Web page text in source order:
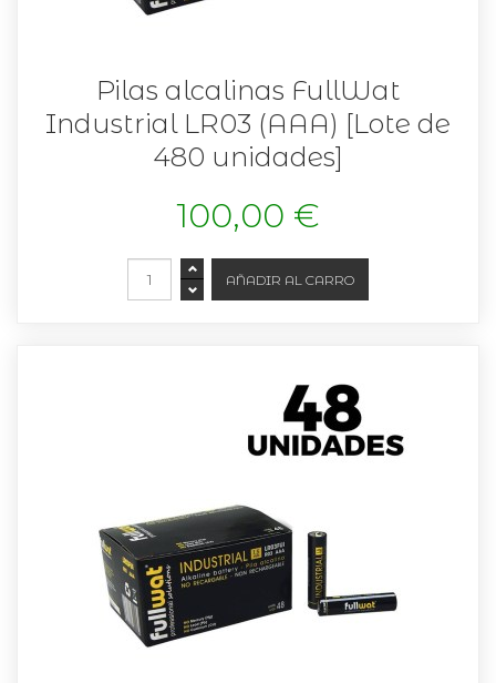
Pilas alcalinas FullWat
Industrial LR03 (AAA) [Lote de
480 unidades]
100,00 €